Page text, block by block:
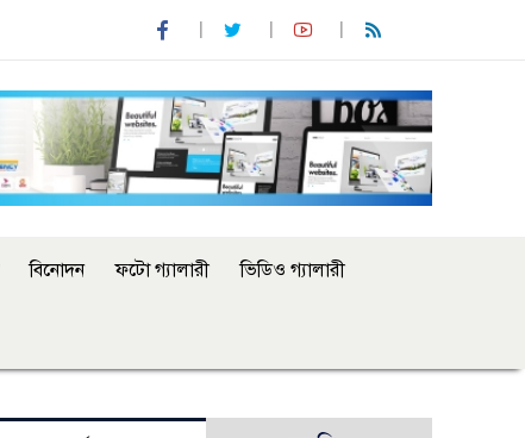
বিনোদন ফটো গ্যালারী ভিডিও গ্যালারী